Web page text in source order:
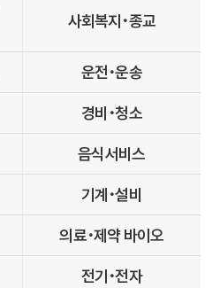
사회복지･종교
운전･운송
경비･청소
음식서비스
기계･설비
의료･제약 바이오
전기･전자